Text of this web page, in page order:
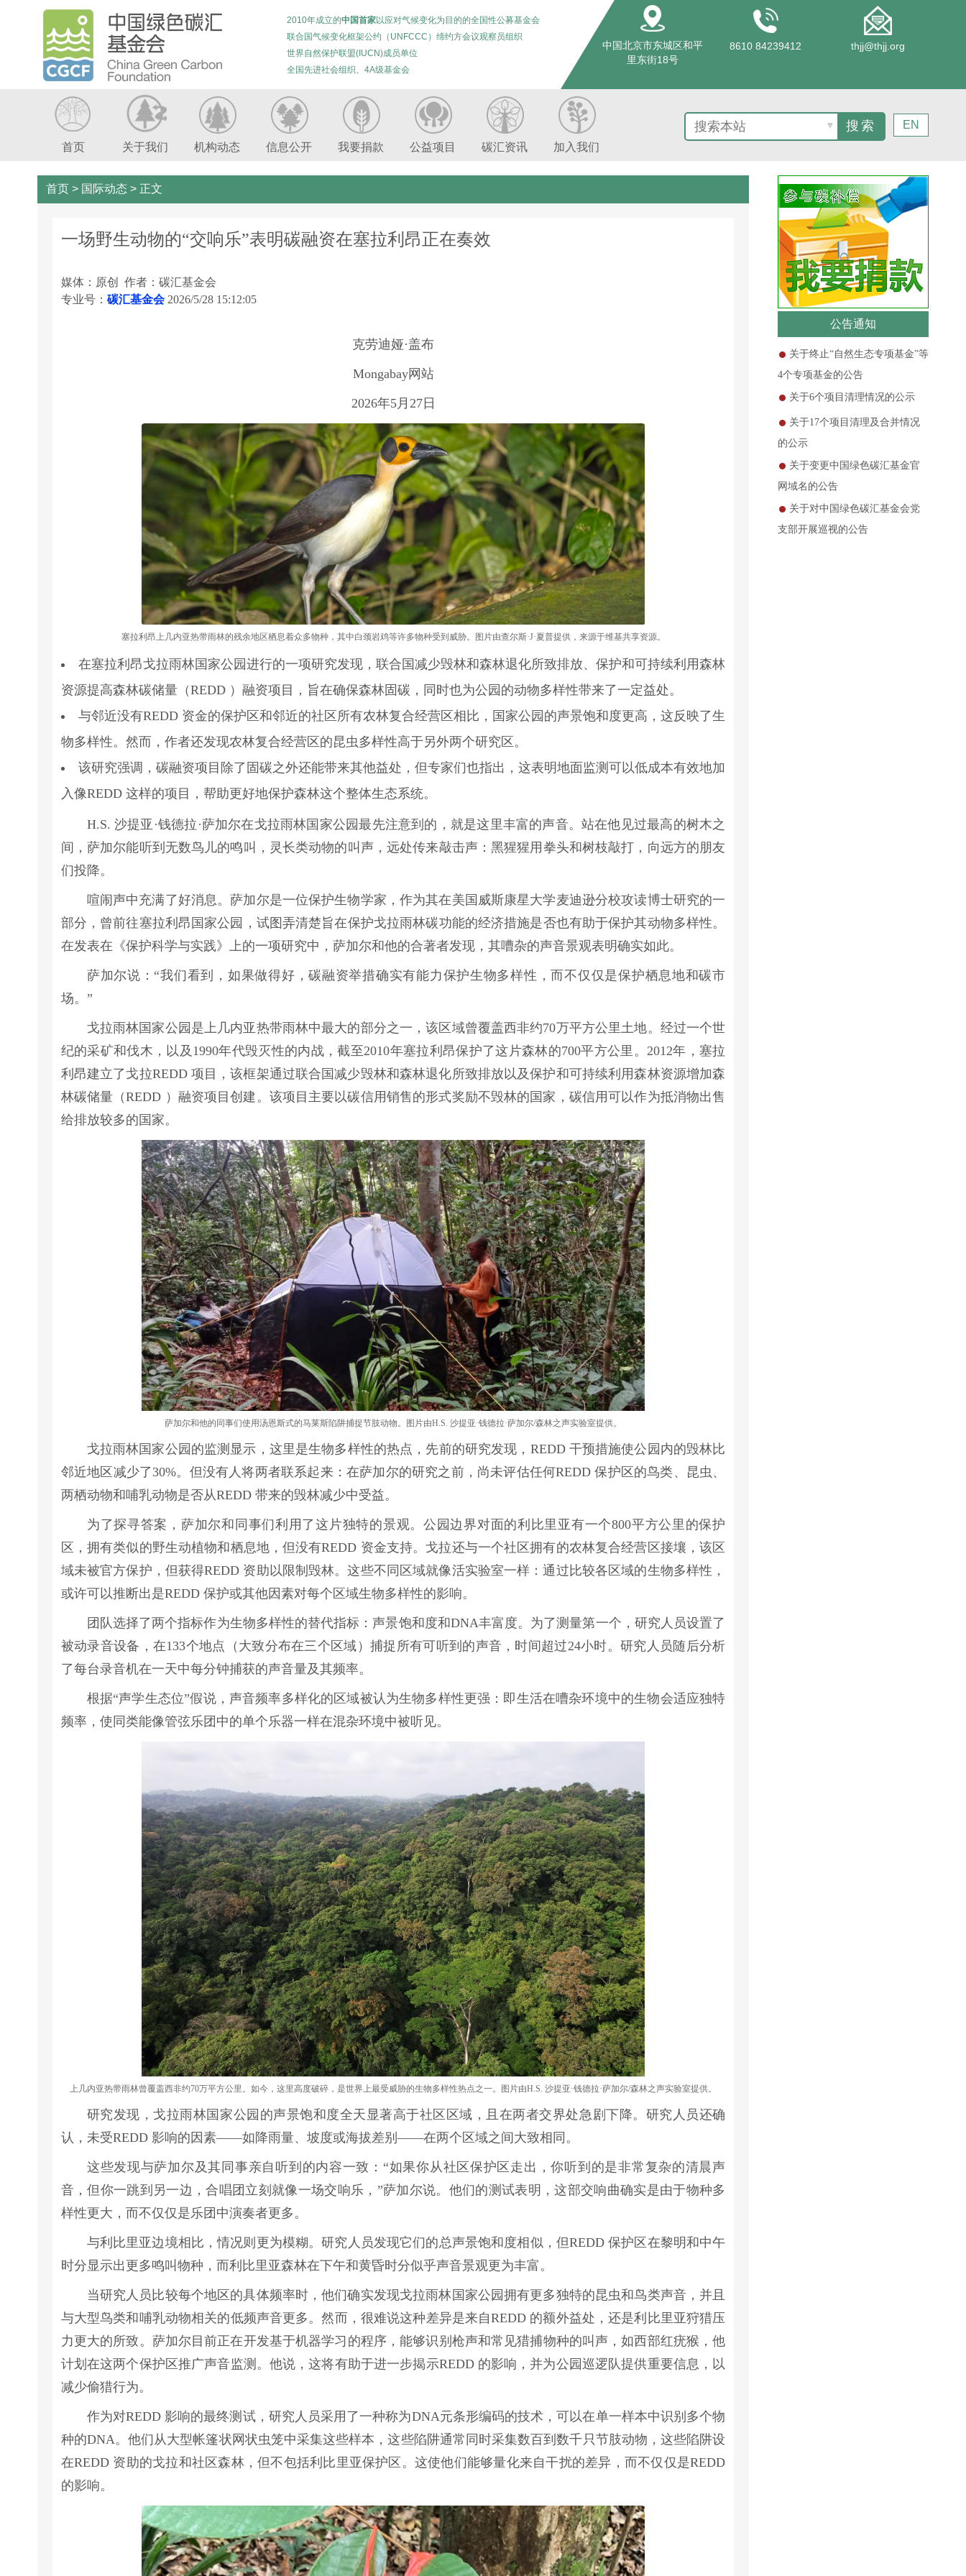
2010年成立的中国首家以应对气候变化为目的的全国性公募基金会
联合国气候变化框架公约（UNFCCC）缔约方会议观察员组织
世界自然保护联盟(IUCN)成员单位
全国先进社会组织、4A级基金会
中国北京市东城区和平
里东街18号
8610 84239412 thjj@thjj.org
首页 关于我们 机构动态 信息公开 我要捐款 公益项目 碳汇资讯 加入我们
▼ EN
首页 > 国际动态 > 正文
一场野生动物的“交响乐”表明碳融资在塞拉利昂正在奏效
媒体：原创 作者：碳汇基金会
专业号： 碳汇基金会 2026/5/28 15:12:05
克劳迪娅·盖布
Mongabay网站
2026年5月27日
塞拉利昂上几内亚热带雨林的残余地区栖息着众多物种，其中白颈岩鸡等许多物种受到威胁。图片由查尔斯·J·夏普提供，来源于维基共享资源。
在塞拉利昂戈拉雨林国家公园进行的一项研究发现，联合国减少毁林和森林退化所致排放、保护和可持续利用森林
资源提高森林碳储量（REDD ）融资项目，旨在确保森林固碳，同时也为公园的动物多样性带来了一定益处。
与邻近没有REDD 资金的保护区和邻近的社区所有农林复合经营区相比，国家公园的声景饱和度更高，这反映了生
物多样性。然而，作者还发现农林复合经营区的昆虫多样性高于另外两个研究区。
该研究强调，碳融资项目除了固碳之外还能带来其他益处，但专家们也指出，这表明地面监测可以低成本有效地加
入像REDD 这样的项目，帮助更好地保护森林这个整体生态系统。
H.S. 沙提亚·钱德拉·萨加尔在戈拉雨林国家公园最先注意到的，就是这里丰富的声音。站在他见过最高的树木之
间，萨加尔能听到无数鸟儿的鸣叫，灵长类动物的叫声，远处传来敲击声：黑猩猩用拳头和树枝敲打，向远方的朋友
们投降。
喧闹声中充满了好消息。萨加尔是一位保护生物学家，作为其在美国威斯康星大学麦迪逊分校攻读博士研究的一
部分，曾前往塞拉利昂国家公园，试图弄清楚旨在保护戈拉雨林碳功能的经济措施是否也有助于保护其动物多样性。
在发表在《保护科学与实践》上的一项研究中，萨加尔和他的合著者发现，其嘈杂的声音景观表明确实如此。
萨加尔说：“我们看到，如果做得好，碳融资举措确实有能力保护生物多样性，而不仅仅是保护栖息地和碳市
场。”
戈拉雨林国家公园是上几内亚热带雨林中最大的部分之一，该区域曾覆盖西非约70万平方公里土地。经过一个世
纪的采矿和伐木，以及1990年代毁灭性的内战，截至2010年塞拉利昂保护了这片森林的700平方公里。2012年，塞拉
利昂建立了戈拉REDD 项目，该框架通过联合国减少毁林和森林退化所致排放以及保护和可持续利用森林资源增加森
林碳储量（REDD ）融资项目创建。该项目主要以碳信用销售的形式奖励不毁林的国家，碳信用可以作为抵消物出售
给排放较多的国家。
萨加尔和他的同事们使用汤恩斯式的马莱斯陷阱捕捉节肢动物。图片由H.S. 沙提亚·钱德拉·萨加尔/森林之声实验室提供。
戈拉雨林国家公园的监测显示，这里是生物多样性的热点，先前的研究发现，REDD 干预措施使公园内的毁林比
邻近地区减少了30%。但没有人将两者联系起来：在萨加尔的研究之前，尚未评估任何REDD 保护区的鸟类、昆虫、
两栖动物和哺乳动物是否从REDD 带来的毁林减少中受益。
为了探寻答案，萨加尔和同事们利用了这片独特的景观。公园边界对面的利比里亚有一个800平方公里的保护
区，拥有类似的野生动植物和栖息地，但没有REDD 资金支持。戈拉还与一个社区拥有的农林复合经营区接壤，该区
域未被官方保护，但获得REDD 资助以限制毁林。这些不同区域就像活实验室一样：通过比较各区域的生物多样性，
或许可以推断出是REDD 保护或其他因素对每个区域生物多样性的影响。
团队选择了两个指标作为生物多样性的替代指标：声景饱和度和DNA丰富度。为了测量第一个，研究人员设置了
被动录音设备，在133个地点（大致分布在三个区域）捕捉所有可听到的声音，时间超过24小时。研究人员随后分析
了每台录音机在一天中每分钟捕获的声音量及其频率。
根据“声学生态位”假说，声音频率多样化的区域被认为生物多样性更强：即生活在嘈杂环境中的生物会适应独特
频率，使同类能像管弦乐团中的单个乐器一样在混杂环境中被听见。
上几内亚热带雨林曾覆盖西非约70万平方公里。如今，这里高度破碎，是世界上最受威胁的生物多样性热点之一。图片由H.S. 沙提亚·钱德拉·萨加尔/森林之声实验室提供。
研究发现，戈拉雨林国家公园的声景饱和度全天显著高于社区区域，且在两者交界处急剧下降。研究人员还确
认，未受REDD 影响的因素——如降雨量、坡度或海拔差别——在两个区域之间大致相同。
这些发现与萨加尔及其同事亲自听到的内容一致：“如果你从社区保护区走出，你听到的是非常复杂的清晨声
音，但你一跳到另一边，合唱团立刻就像一场交响乐，”萨加尔说。他们的测试表明，这部交响曲确实是由于物种多
样性更大，而不仅仅是乐团中演奏者更多。
与利比里亚边境相比，情况则更为模糊。研究人员发现它们的总声景饱和度相似，但REDD 保护区在黎明和中午
时分显示出更多鸣叫物种，而利比里亚森林在下午和黄昏时分似乎声音景观更为丰富。
当研究人员比较每个地区的具体频率时，他们确实发现戈拉雨林国家公园拥有更多独特的昆虫和鸟类声音，并且
与大型鸟类和哺乳动物相关的低频声音更多。然而，很难说这种差异是来自REDD 的额外益处，还是利比里亚狩猎压
力更大的所致。萨加尔目前正在开发基于机器学习的程序，能够识别枪声和常见猎捕物种的叫声，如西部红疣猴，他
计划在这两个保护区推广声音监测。他说，这将有助于进一步揭示REDD 的影响，并为公园巡逻队提供重要信息，以
减少偷猎行为。
作为对REDD 影响的最终测试，研究人员采用了一种称为DNA元条形编码的技术，可以在单一样本中识别多个物
种的DNA。他们从大型帐篷状网状虫笼中采集这些样本，这些陷阱通常同时采集数百到数千只节肢动物，这些陷阱设
在REDD 资助的戈拉和社区森林，但不包括利比里亚保护区。这使他们能够量化来自干扰的差异，而不仅仅是REDD
的影响。
公告通知
关于终止“自然生态专项基金”等
4个专项基金的公告
关于6个项目清理情况的公示
关于17个项目清理及合并情况
的公示
关于变更中国绿色碳汇基金官
网域名的公告
关于对中国绿色碳汇基金会党
支部开展巡视的公告